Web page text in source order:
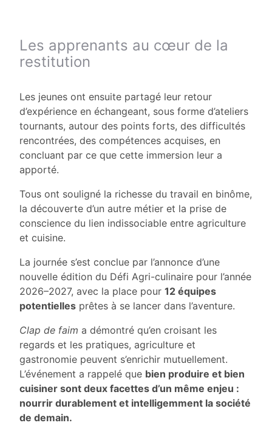
Les apprenants au cœur de la
restitution
Les jeunes ont ensuite partagé leur retour
d’expérience en échangeant, sous forme d’ateliers
tournants, autour des points forts, des difficultés
rencontrées, des compétences acquises, en
concluant par ce que cette immersion leur a
apporté.
Tous ont souligné la richesse du travail en binôme,
la découverte d’un autre métier et la prise de
conscience du lien indissociable entre agriculture
et cuisine.
La journée s’est conclue par l’annonce d’une
nouvelle édition du Défi Agri-culinaire pour l’année
2026–2027, avec la place pour 12 équipes
potentielles prêtes à se lancer dans l’aventure.
Clap de faim a démontré qu’en croisant les
regards et les pratiques, agriculture et
gastronomie peuvent s’enrichir mutuellement.
L’événement a rappelé que bien produire et bien
cuisiner sont deux facettes d’un même enjeu :
nourrir durablement et intelligemment la société
de demain.